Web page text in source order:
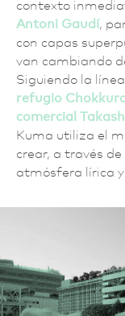
contexto
Antoni Gaudí,
con capas
van cambiando
Siguiendo la
refugio
comercial
Kuma utiliza el
crear, a través
atmósfera lírica